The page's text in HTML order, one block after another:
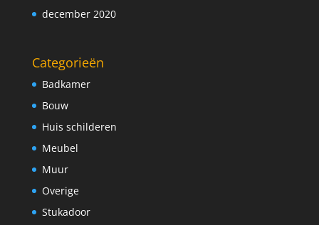
december 2020
Categorieën
Badkamer
Bouw
Huis schilderen
Meubel
Muur
Overige
Stukadoor